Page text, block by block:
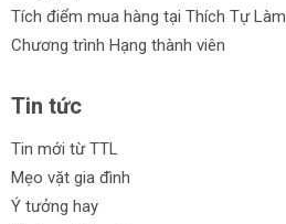
Tích điểm mua hàng tại Thích Tự Làm
Chương trình Hạng thành viên
Tin tức
Tin mới từ TTL
Mẹo vặt gia đình
Ý tưởng hay